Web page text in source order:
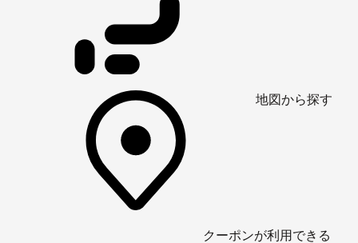
地図から探す
クーポンが利用できる